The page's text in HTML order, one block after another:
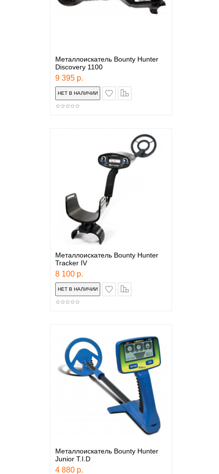
Металлоискатель Bounty Hunter
Discovery 1100
9 395 р.
в закладки
Металлоискатель Bounty Hunter
Tracker IV
8 100 р.
в закладки
Металлоискатель Bounty Hunter
Junior T.I.D
4 880 р.